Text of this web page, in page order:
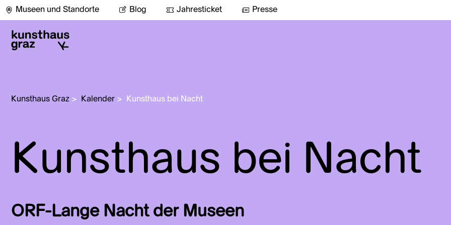
Museen und Standorte Blog Jahresticket Presse
Kunsthaus Graz > Kalender > Kunsthaus bei Nacht
Kunsthaus bei Nacht
ORF-Lange Nacht der Museen